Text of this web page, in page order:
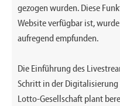
gezogen wurden. Diese
Website verfügbar ist,
aufregend empfunden.
Die Einführung des
Schritt in der Digitalisierung
Lotto-Gesellschaft plant